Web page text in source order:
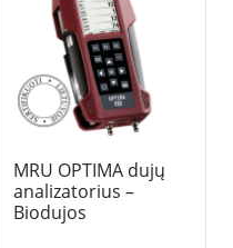
MRU OPTIMA dujų
analizatorius –
Biodujos